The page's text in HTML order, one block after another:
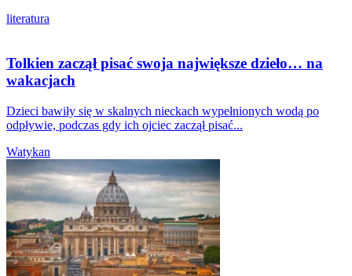
literatura
Tolkien zaczął pisać swoja największe dzieło… na
wakacjach
Dzieci bawiły się w skalnych nieckach wypełnionych wodą po
odpływie, podczas gdy ich ojciec zaczął pisać...
Watykan